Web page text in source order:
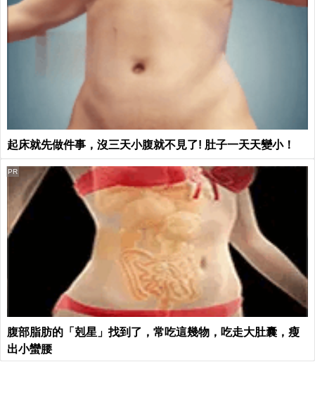
起床就先做件事，沒三天小腹就不見了! 肚子一天天變小！
腹部脂肪的「剋星」找到了，常吃這幾物，吃走大肚囊，瘦
出小蠻腰
PR